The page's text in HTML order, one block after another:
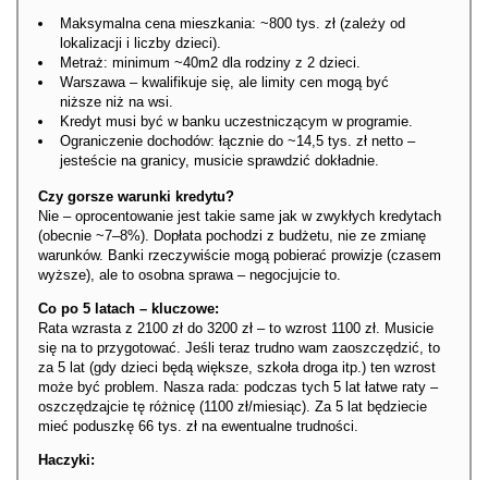
Maksymalna cena mieszkania: ~800 tys. zł (zależy od
lokalizacji i liczby dzieci).
Metraż: minimum ~40m2 dla rodziny z 2 dzieci.
Warszawa – kwalifikuje się, ale limity cen mogą być
niższe niż na wsi.
Kredyt musi być w banku uczestniczącym w programie.
Ograniczenie dochodów: łącznie do ~14,5 tys. zł netto –
jesteście na granicy, musicie sprawdzić dokładnie.
Czy gorsze warunki kredytu?
Nie – oprocentowanie jest takie same jak w zwykłych kredytach
(obecnie ~7–8%). Dopłata pochodzi z budżetu, nie ze zmianę
warunków. Banki rzeczywiście mogą pobierać prowizje (czasem
wyższe), ale to osobna sprawa – negocjujcie to.
Co po 5 latach – kluczowe:
Rata wzrasta z 2100 zł do 3200 zł – to wzrost 1100 zł. Musicie
się na to przygotować. Jeśli teraz trudno wam zaoszczędzić, to
za 5 lat (gdy dzieci będą większe, szkoła droga itp.) ten wzrost
może być problem. Nasza rada: podczas tych 5 lat łatwe raty –
oszczędzajcie tę różnicę (1100 zł/miesiąc). Za 5 lat będziecie
mieć poduszkę 66 tys. zł na ewentualne trudności.
Haczyki: